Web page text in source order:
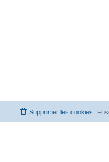
Supprimer les cookies